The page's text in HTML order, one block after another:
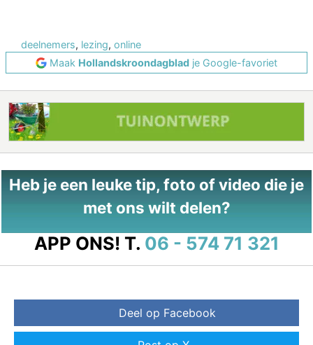
deelnemers, lezing, online
Maak Hollandskroondagblad je Google-favoriet
Heb je een leuke tip, foto of video die je
met ons wilt delen?
APP ONS! T. 06 - 574 71 321
Deel op Facebook